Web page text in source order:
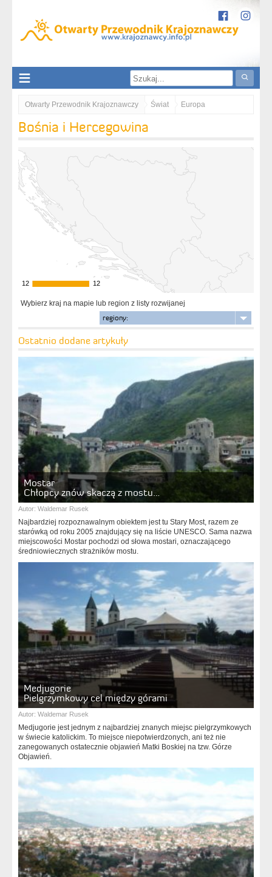
Otwarty Przewodnik Krajoznawczy Świat Europa
Bośnia i Hercegowina
Bośnia i Hercegowina
12
12 12
12
Wybierz kraj na mapie lub region z listy rozwijanej
regiony:
Ostatnio dodane artykuły
Mostar
Chłopcy znów skaczą z mostu…
Autor: Waldemar Rusek
Najbardziej rozpoznawalnym obiektem jest tu Stary Most, razem ze
starówką od roku 2005 znajdujący się na liście UNESCO. Sama nazwa
miejscowości Mostar pochodzi od słowa mostari, oznaczającego
średniowiecznych strażników mostu.
Medjugorie
Pielgrzymkowy cel między górami
Autor: Waldemar Rusek
Medjugorie jest jednym z najbardziej znanych miejsc pielgrzymkowych
w świecie katolickim. To miejsce niepotwierdzonych, ani też nie
zanegowanych ostatecznie objawień Matki Boskiej na tzw. Górze
Objawień.